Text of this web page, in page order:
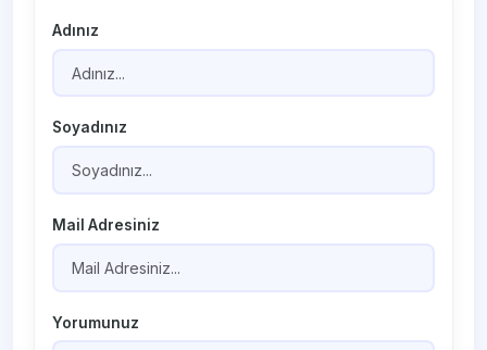
Adınız
Soyadınız
Mail Adresiniz
Yorumunuz